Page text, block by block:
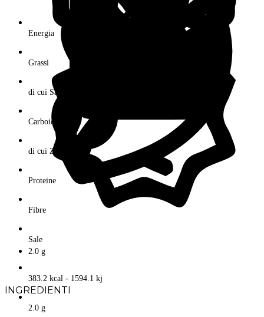
Energia
Grassi
di cui Saturi
Carboidrati
di cui Zuccheri
Proteine
Fibre
Sale
383.2 kcal - 1594.1 kj
2.0 g
2.0 g
INGREDIENTI